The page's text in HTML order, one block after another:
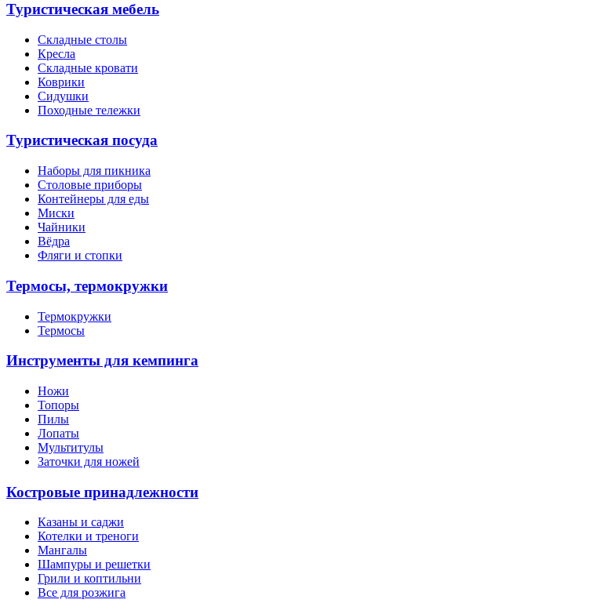
Туристическая мебель
Складные столы
Кресла
Складные кровати
Коврики
Сидушки
Походные тележки
Туристическая посуда
Наборы для пикника
Столовые приборы
Контейнеры для еды
Миски
Чайники
Вёдра
Фляги и стопки
Термосы, термокружки
Термокружки
Термосы
Инструменты для кемпинга
Ножи
Топоры
Пилы
Лопаты
Мультитулы
Заточки для ножей
Костровые принадлежности
Казаны и саджи
Котелки и треноги
Мангалы
Шампуры и решетки
Грили и коптильни
Все для розжига